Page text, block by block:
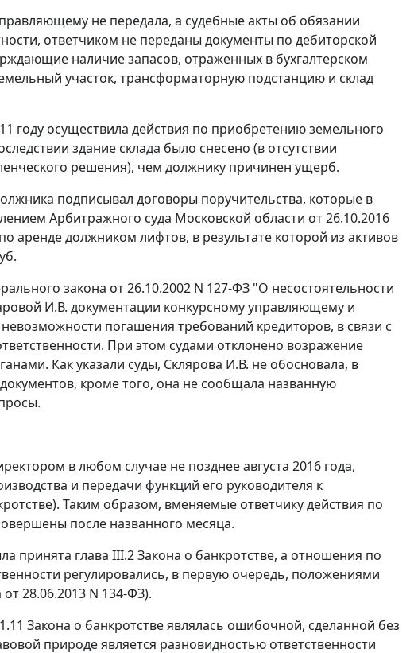
не передала, а судебные акты об обязании
ответчиком не переданы документы по дебиторской
наличие запасов, отраженных в бухгалтерском
участок, трансформаторную подстанцию и склад
году осуществила действия по приобретению земельного
здание склада было снесено (в отсутствии
решения), чем должнику причинен ущерб.
подписывал договоры поручительства, которые в
Арбитражного суда Московской области от 26.10.2016
аренде должником лифтов, в результате которой из активов
закона от 26.10.2002 N 127-ФЗ "О несостоятельности
И.В. документации конкурсному управляющему и
погашения требований кредиторов, в связи с
При этом судами отклонено возражение
Как указали суды, Склярова И.В. не обосновала, в
кроме того, она не сообщала названную
в любом случае не позднее августа 2016 года,
и передачи функций его руководителя к
Таким образом, вменяемые ответчику действия по
после названного месяца.
глава III.2 Закона о банкротстве, а отношения по
регулировались, в первую очередь, положениями
28.06.2013 N 134-ФЗ).
Закона о банкротстве являлась ошибочной, сделанной без
природе является разновидностью ответственности